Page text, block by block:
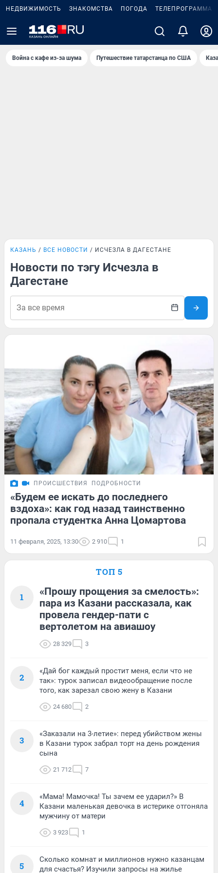
НЕДВИЖИМОСТЬ ЗНАКОМСТВА ПОГОДА ТЕЛЕПРОГРАММА
Война с кафе из-за шума Путешествие татарстанца по США
КАЗАНЬ ВСЕ НОВОСТИ ИСЧЕЗЛА В ДАГЕСТАНЕ
Новости по тэгу Исчезла в
Дагестане
ПРОИСШЕСТВИЯ ПОДРОБНОСТИ
«Будем ее искать до последнего
вздоха»: как год назад таинственно
пропала студентка Анна Цомартова
11 февраля, 2025, 13:30 2 910 1
ТОП 5
1
«Прошу прощения за смелость»:
пара из Казани рассказала, как
провела гендер-пати с
вертолетом на авиашоу
28 329 3
2
«Дай бог каждый простит меня, если что не
так»: турок записал видеообращение после
того, как зарезал свою жену в Казани
24 680 2
3
«Заказали на 3-летие»: перед убийством жены
в Казани турок забрал торт на день рождения
сына
21 712 7
4
«Мама! Мамочка! Ты зачем ее ударил?» В
Казани маленькая девочка в истерике отгоняла
мужчину от матери
3 923 1
5
Сколько комнат и миллионов нужно казанцам
для счастья? Изучили запросы на жилье